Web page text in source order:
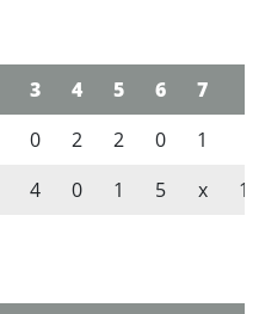
3 4 5 6 7
0 2 2 0 1
4 0 1 5 x 10